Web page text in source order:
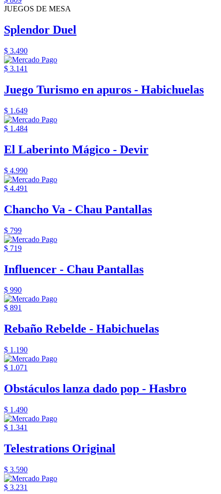
JUEGOS DE MESA
Splendor Duel
$ 3.490
$ 3.141
Juego Turismo en apuros - Habichuelas
$ 1.649
$ 1.484
El Laberinto Mágico - Devir
$ 4.990
$ 4.491
Chancho Va - Chau Pantallas
$ 799
$ 719
Influencer - Chau Pantallas
$ 990
$ 891
Rebaño Rebelde - Habichuelas
$ 1.190
$ 1.071
Obstáculos lanza dado pop - Hasbro
$ 1.490
$ 1.341
Telestrations Original
$ 3.590
$ 3.231